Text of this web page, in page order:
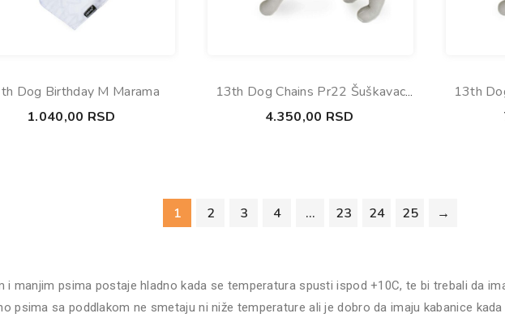
i manjim psima postaje hladno kada se temperatura spusti ispod +10C, te bi trebali da
psima sa poddlakom ne smetaju ni niže temperature ali je dobro da imaju kabanice kada
Dog Birthday M Marama
1.040,00 RSD
13th Dog Chains Pr22 Šuškavac
33cm
4.350,00 RSD
13th
1 2 3 4 … 23 24 25 →